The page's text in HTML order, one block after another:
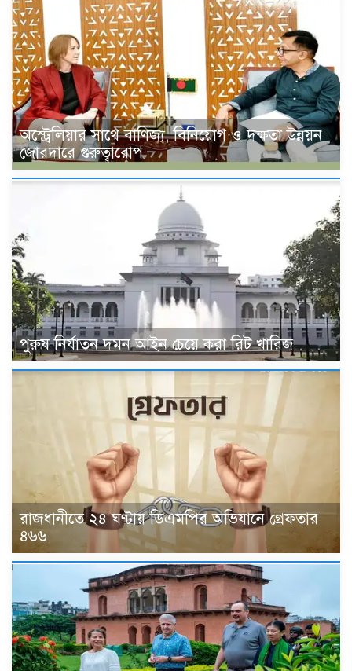
অস্ট্রেলিয়ার সাথে বাণিজ্য, বিনিয়োগ ও দক্ষতা উন্নয়ন
জোরদারে গুরুত্বারোপ
পুরুষ নির্যাতন দমন আইন চেয়ে করা রিট খারিজ
রাজধানীতে ২৪ ঘণ্টায় ডিএমপির অভিযানে গ্রেফতার
৪৬৬